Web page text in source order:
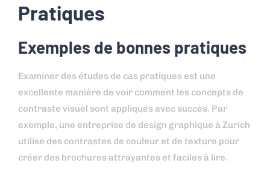
Pratiques
Exemples de bonnes pratiques
Examiner des études de cas pratiques est une
excellente manière de voir comment les concepts de
contraste visuel sont appliqués avec succès. Par
exemple, une entreprise de design graphique à Zurich
utilise des contrastes de couleur et de texture pour
créer des brochures attrayantes et faciles à lire.